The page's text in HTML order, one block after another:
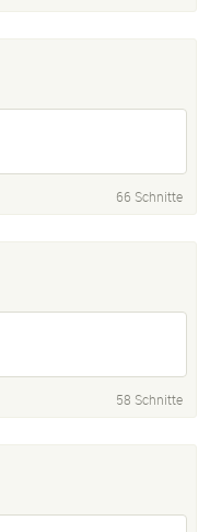
66 Schnitte
58 Schnitte